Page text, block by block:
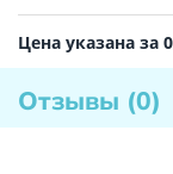
Цена указана за
Отзывы (0)